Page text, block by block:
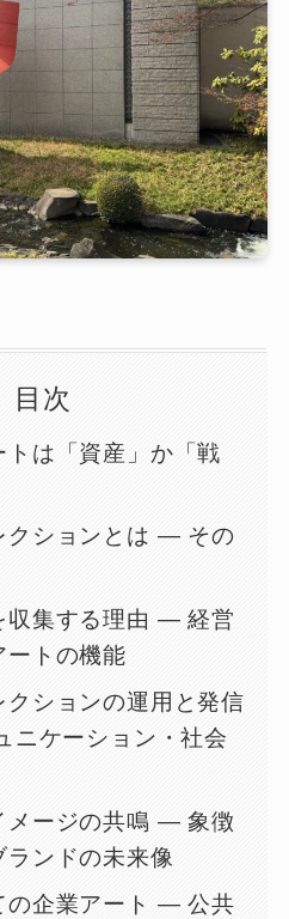
目次
は「資産」か「戦
クションとは ― その
収集する理由 ― 経営
ートの機能
ションの運用と発信
ニケーション・社会
メージの共鳴 ― 象徴
ンドの未来像
の企業アート ― 公共